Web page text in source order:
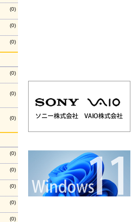
(0)
(0)
(0)
(0)
(0)
(0)
(0)
(0)
(0)
(0)
(0)